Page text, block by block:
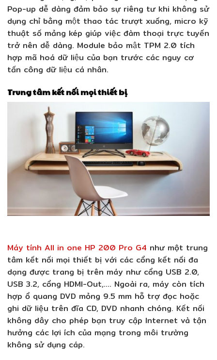
Pop-up dễ dàng đảm bảo sự riêng tư khi không sử
dụng chỉ bằng một thao tác trượt xuống, micro kỹ
thuật số mảng kép giúp việc đàm thoại trực tuyến
trở nên dễ dàng. Module bảo mật TPM 2.0 tích
hợp mã hoá dữ liệu của bạn trước các nguy cơ
tấn công dữ liệu cá nhân.
Trung tâm kết nối mọi thiết bị
Máy tính All in one HP 200 Pro G4 như một trung
tâm kết nối mọi thiết bị với các cổng kết nối đa
dạng được trang bị trên máy như cổng USB 2.0,
USB 3.2, cổng HDMI-Out,…. Ngoài ra, máy còn tích
hợp ổ quang DVD mỏng 9.5 mm hỗ trợ đọc hoặc
ghi dữ liệu trên đĩa CD, DVD nhanh chóng. Kết nối
không dây cho phép bạn truy cập Internet và tận
hưởng các lợi ích của mạng trong môi trường
không sử dụng cáp.